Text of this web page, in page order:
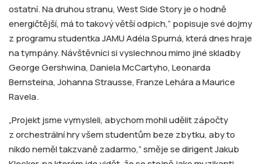
ostatní. Na druhou stranu, West Side Story je o hodně
energičtější, má to takový větší odpich,“ popisuje své dojmy
z programu studentka JAMU Adéla Spurná, která dnes hraje
na tympány. Návštěvníci si vyslechnou mimo jiné skladby
George Gershwina, Daniela McCartyho, Leonarda
Bernsteina, Johanna Strausse, Franze Lehára a Maurice
Ravela.
„Projekt jsme vymysleli, abychom mohli udělit zápočty
z orchestrální hry všem studentům beze zbytku, aby to
nikdo neměl takzvaně zadarmo,“ směje se dirigent Jakub